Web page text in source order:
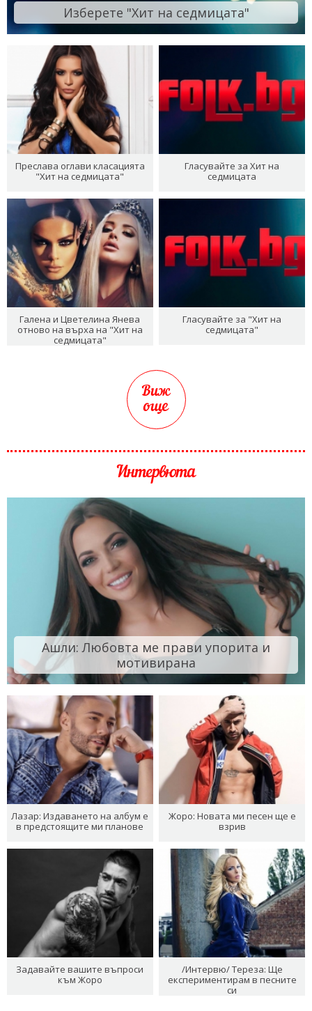
Изберете "Хит на седмицата"
Преслава оглави класацията
"Хит на седмицата"
Гласувайте за Хит на
седмицата
Галена и Цветелина Янева
отново на върха на "Хит на
седмицата"
Гласувайте за "Хит на
седмицата"
Виж
още
Интервюта
Ашли: Любовта ме прави упорита и
мотивирана
Лазар: Издаването на албум е
в предстоящите ми планове
Жоро: Новата ми песен ще е
взрив
Задавайте вашите въпроси
към Жоро
/Интервю/ Тереза: Ще
експериментирам в песните
си